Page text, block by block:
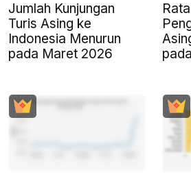
Jumlah Kunjungan
Turis Asing ke
Indonesia Menurun
pada Maret 2026